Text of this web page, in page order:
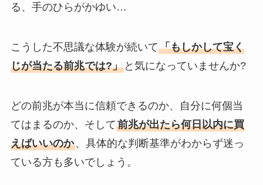
る、手のひらがかゆい…
こうした不思議な体験が続いて「もしかして宝く
じが当たる前兆では?」と気になっていませんか?
どの前兆が本当に信頼できるのか、自分に何個当
てはまるのか、そして前兆が出たら何日以内に買
えばいいのか、具体的な判断基準がわからず迷っ
ている方も多いでしょう。